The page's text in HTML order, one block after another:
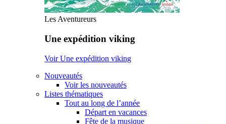
Les Aventureurs
Une expédition viking
Voir Une expédition viking
Nouveautés
Voir les nouveautés
Listes thématiques
Tout au long de l’année
Départ en vacances
Fête de la musique